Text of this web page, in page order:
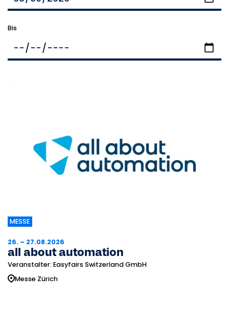
Bis
MESSE
26. – 27.08.2026
all about automation
Veranstalter: Easyfairs Switzerland GmbH
Messe Zürich